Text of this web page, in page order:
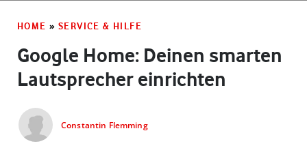
HOME » SERVICE & HILFE
Google Home: Deinen smarten
Lautsprecher einrichten
Constantin Flemming